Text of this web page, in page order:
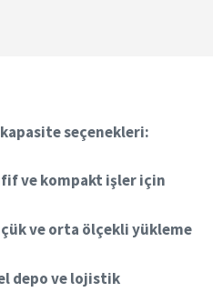
seçenekleri:
ve kompakt işler için
ve orta ölçekli yükleme
depo ve lojistik